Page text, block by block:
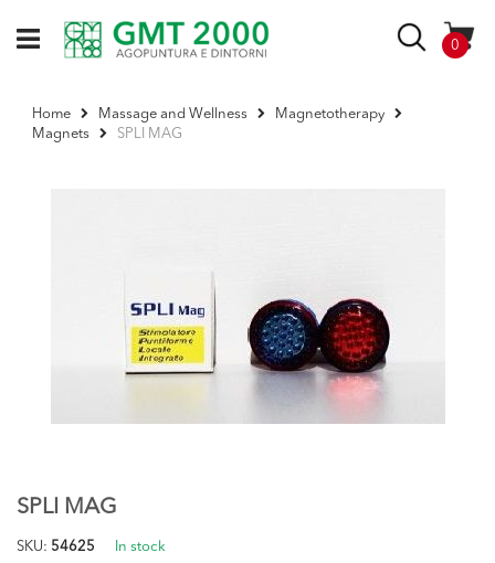
to
Content
0 items
Search
Home Massage and Wellness
Magnetotherapy
Magnets
SPLI MAG
SPLI MAG
SKU 54625 In stock
the
beginning
the